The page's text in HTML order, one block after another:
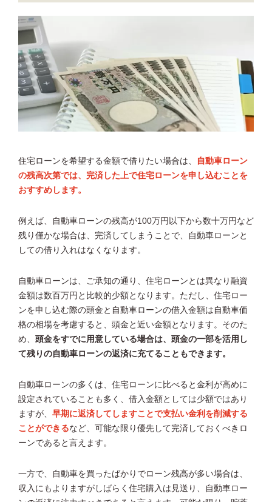
住宅ローンを希望する金額で借りたい場合は、
自動車ローン
の残高次第では、完済した上で住宅ローンを申し込むことを
おすすめします。
例えば、自動車ローンの残高が100万円以下から数十万円など
残り僅かな場合は、完済してしまうことで、自動車ローンと
しての借り入れはなくなります。
自動車ローンは、ご承知の通り、住宅ローンとは異なり融資
金額は数百万円と比較的少額となります。ただし、住宅ロー
ンを申し込む際の頭金と自動車ローンの借入金額は自動車価
格の相場を考慮すると、頭金と近い金額となります。そのた
め、 頭金をすでに用意している場合は、頭金の一部を活用し
て残りの自動車ローンの返済に充てることもできます。
自動車ローンの多くは、住宅ローンに比べると金利が高めに
設定されていることも多く、借入金額としては少額ではあり
ますが、 早期に返済してしますことで支払い金利を削減する
ことができるなど、可能な限り優先して完済しておくべきロ
ーンであると言えます。
一方で、自動車を買ったばかりでローン残高が多い場合は、
収入にもよりますがしばらく住宅購入は見送り、自動車ロー